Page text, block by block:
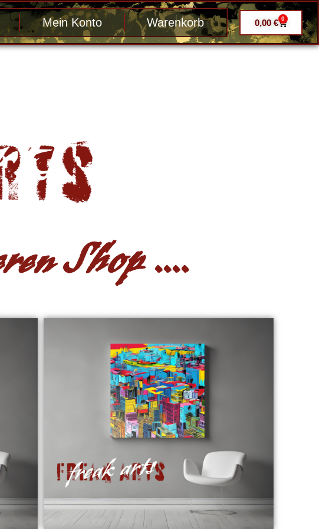
Mein Konto Warenkorb 0,00 € 0
Shop ....